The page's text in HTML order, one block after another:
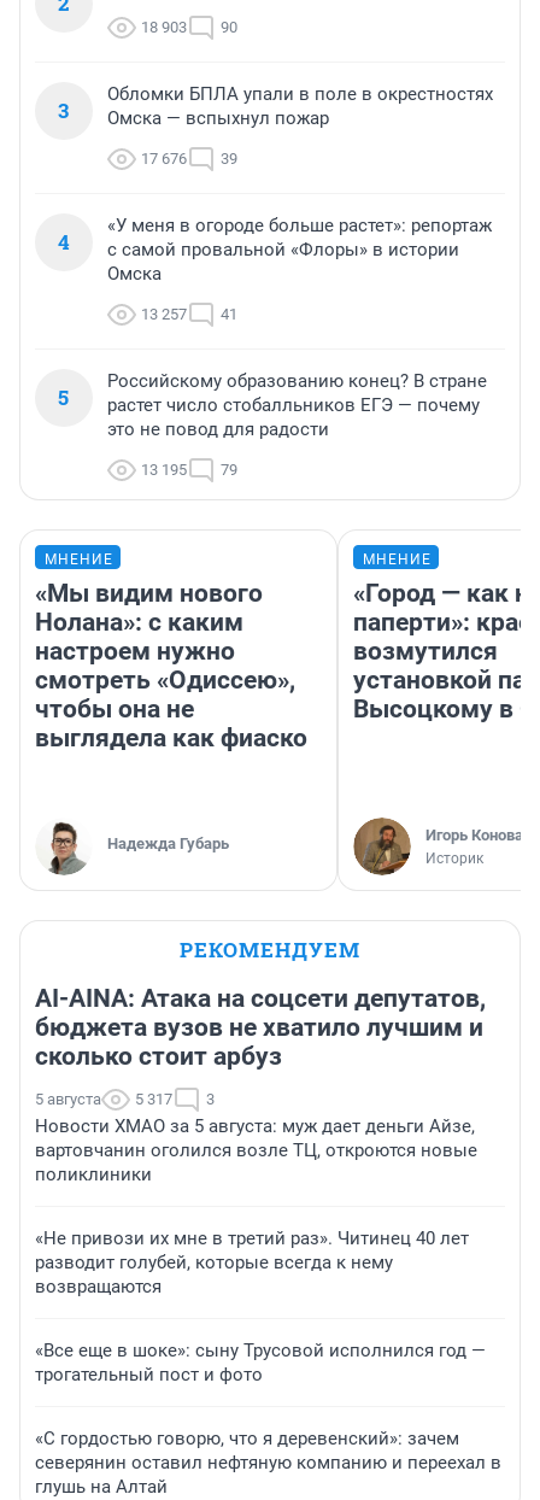
18 903 90
3
Обломки БПЛА упали в поле в окрестностях
Омска — вспыхнул пожар
17 676 39
4
«У меня в огороде больше растет»: репортаж
с самой провальной «Флоры» в истории
Омска
13 257 41
5
Российскому образованию конец? В стране
растет число стобалльников ЕГЭ — почему
это не повод для радости
13 195 79
МНЕНИЕ
«Мы видим нового
Нолана»: с каким
настроем нужно
смотреть «Одиссею»,
чтобы она не
выглядела как фиаско
Надежда Губарь
МНЕНИЕ
«Город — как
паперти»:
возмутился
установкой
Высоцкому в
Игорь
Историк
РЕКОМЕНДУЕМ
AI-AINA: Атака на соцсети депутатов,
бюджета вузов не хватило лучшим и
сколько стоит арбуз
5 августа 5 317 3
Новости ХМАО за 5 августа: муж дает деньги Айзе,
вартовчанин оголился возле ТЦ, откроются новые
поликлиники
«Не привози их мне в третий раз». Читинец 40 лет
разводит голубей, которые всегда к нему
возвращаются
«Все еще в шоке»: сыну Трусовой исполнился год —
трогательный пост и фото
«С гордостью говорю, что я деревенский»: зачем
северянин оставил нефтяную компанию и переехал в
глушь на Алтай